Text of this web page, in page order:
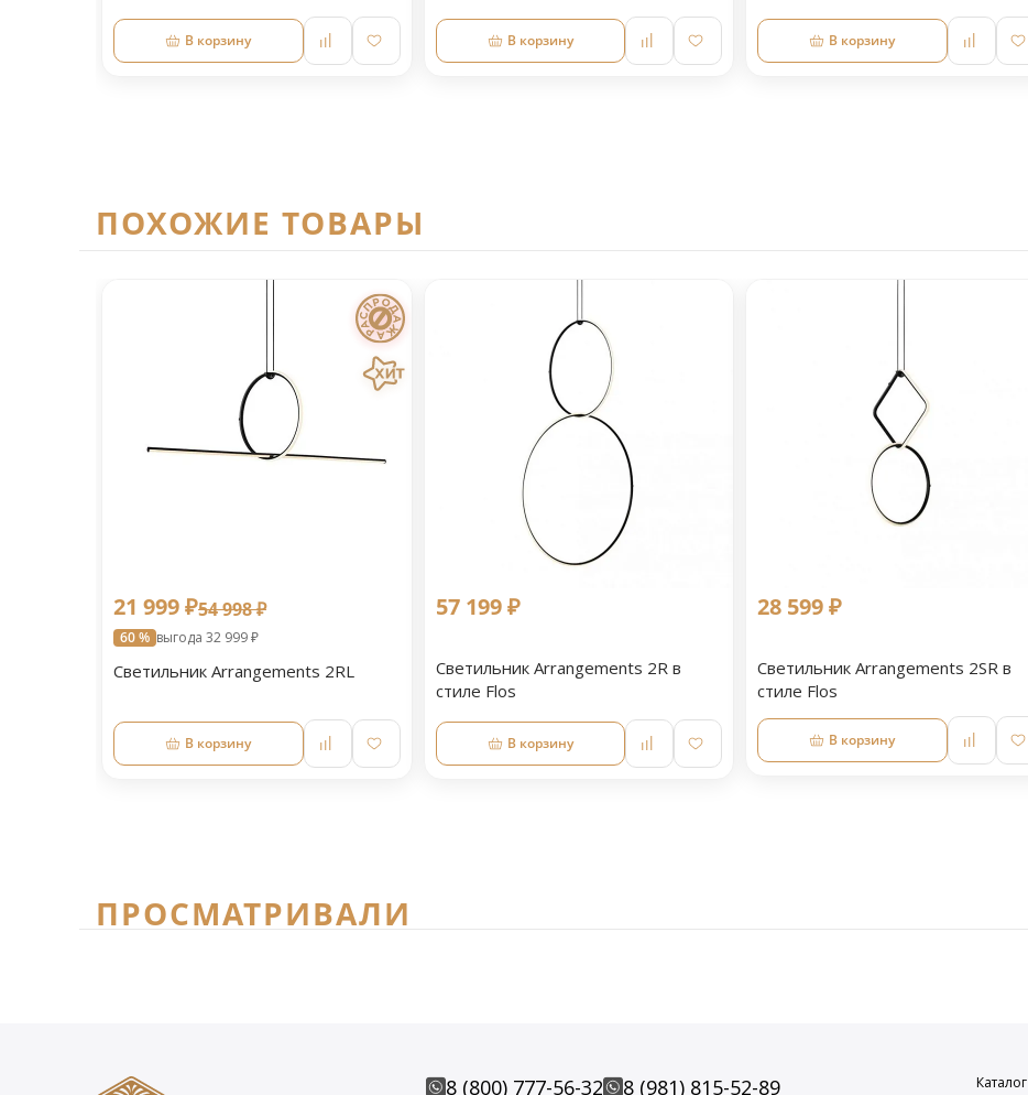
В корзину В корзину В корзину
ПОХОЖИЕ ТОВАРЫ
21 999 ₽54 998 ₽
60 % выгода 32 999 ₽
Светильник Arrangements 2RL
В корзину
57 199 ₽
Светильник Arrangements 2R в
стиле Flos
В корзину
28 599 ₽
Светильник Arrangements 2SR в
стиле Flos
В корзину
ПРОСМАТРИВАЛИ
8 (800) 777-56-32 8 (981) 815-52-89 Каталог